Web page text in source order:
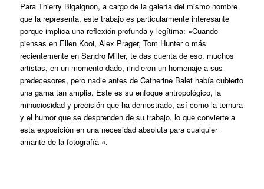
Para Thierry Bigaignon, a cargo de la galería del mismo nombre
que la representa, este trabajo es particularmente interesante
porque implica una reflexión profunda y legítima: «Cuando
piensas en Ellen Kooi, Alex Prager, Tom Hunter o más
recientemente en Sandro Miller, te das cuenta de eso. muchos
artistas, en un momento dado, rindieron un homenaje a sus
predecesores, pero nadie antes de Catherine Balet había cubierto
una gama tan amplia. Este es su enfoque antropológico, la
minuciosidad y precisión que ha demostrado, así como la ternura
y el humor que se desprenden de su trabajo, lo que convierte a
esta exposición en una necesidad absoluta para cualquier
amante de la fotografía «.